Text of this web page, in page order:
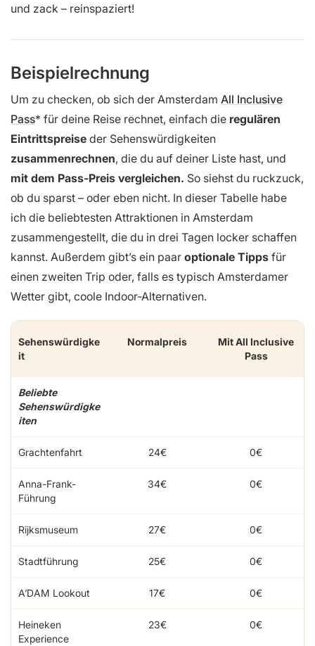
und zack – reinspaziert!
Beispielrechnung
Um zu checken, ob sich der Amsterdam All Inclusive
Pass für deine Reise rechnet, einfach die regulären
Eintrittspreise der Sehenswürdigkeiten
zusammenrechnen, die du auf deiner Liste hast, und
mit dem Pass-Preis vergleichen. So siehst du ruckzuck,
ob du sparst – oder eben nicht. In dieser Tabelle habe
ich die beliebtesten Attraktionen in Amsterdam
zusammengestellt, die du in drei Tagen locker schaffen
kannst. Außerdem gibt’s ein paar optionale Tipps für
einen zweiten Trip oder, falls es typisch Amsterdamer
Wetter gibt, coole Indoor-Alternativen.
Sehenswürdigke
it
Normalpreis
Mit All Inclusive
Pass
Beliebte
Sehenswürdigke
iten
Grachtenfahrt 24€ 0€
Anna-Frank-
Führung
34€ 0€
Rijksmuseum 27€ 0€
Stadtführung 25€ 0€
A’DAM Lookout 17€ 0€
Heineken
Experience
23€ 0€